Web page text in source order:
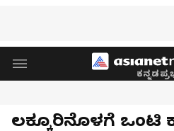
ಲಕ್ಕೂರಿನೊಳಗೆ ಒಂಟಿ